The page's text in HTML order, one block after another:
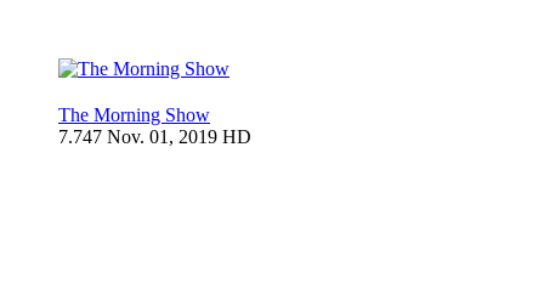
The Morning Show
7.747 Nov. 01, 2019 HD